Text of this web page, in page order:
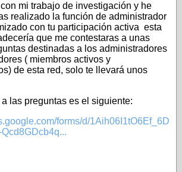
mi trabajo de investigación y he
realizado la función de administrador
con tu participación activa esta
que me contestaras a unas
destinadas a los administradores
( miembros activos y
de esta red, solo te llevará unos
las preguntas es el siguiente:
forms/d/1Aih06I1tO6Ef_6D